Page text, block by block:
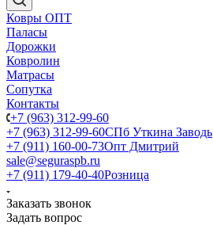
Ковры ОПТ
Паласы
Дорожки
Ковролин
Матрасы
Сопутка
Контакты
+7 (963) 312-99-60
+7 (963) 312-99-60СПб Уткина Заводь
+7 (911) 160-00-73Опт Дмитрий
sale@seguraspb.ru
+7 (911) 179-40-40Розница
Заказать звонок
Задать вопрос